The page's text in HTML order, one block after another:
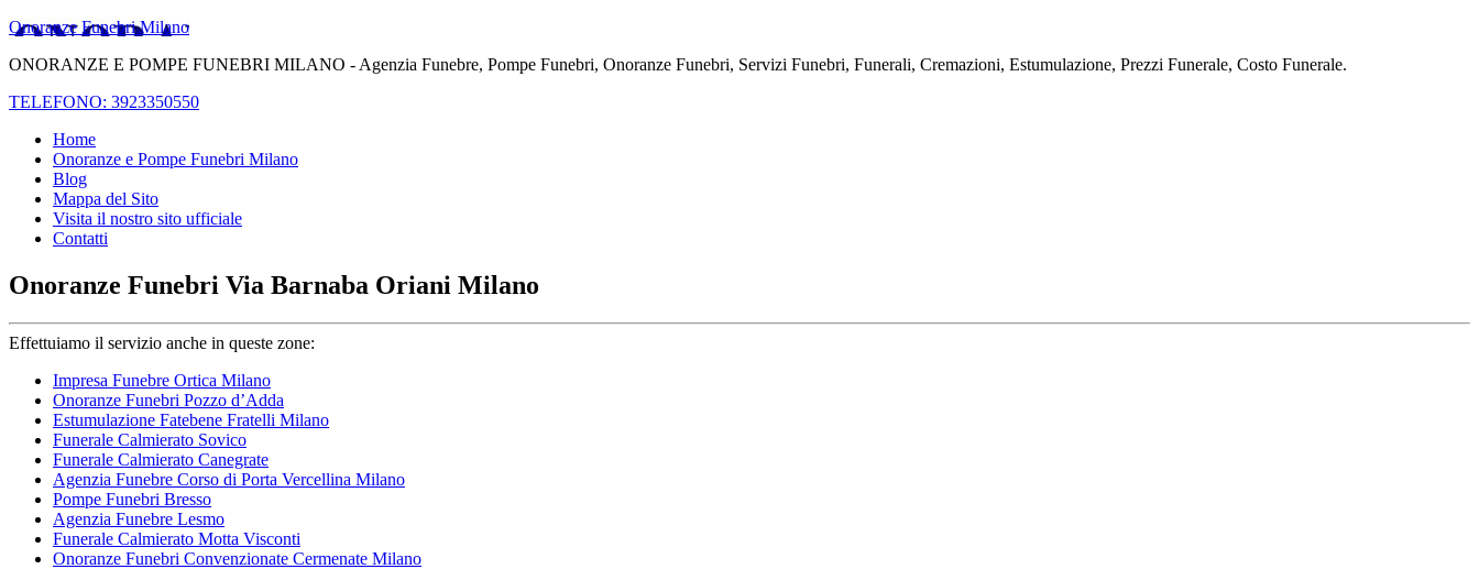
Onoranze Funebri Milano
ONORANZE E POMPE FUNEBRI MILANO - Agenzia Funebre, Pompe Funebri, Onoranze Funebri, Servizi Funebri, Funerali, Cremazioni, Estumulazione, Prezzi Funerale, Costo Funerale.
TELEFONO: 3923350550
Home
Onoranze e Pompe Funebri Milano
Blog
Mappa del Sito
Visita il nostro sito ufficiale
Contatti
Onoranze Funebri Via Barnaba Oriani Milano
Effettuiamo il servizio anche in queste zone:
Impresa Funebre Ortica Milano
Onoranze Funebri Pozzo d’Adda
Estumulazione Fatebene Fratelli Milano
Funerale Calmierato Sovico
Funerale Calmierato Canegrate
Agenzia Funebre Corso di Porta Vercellina Milano
Pompe Funebri Bresso
Agenzia Funebre Lesmo
Funerale Calmierato Motta Visconti
Onoranze Funebri Convenzionate Cermenate Milano